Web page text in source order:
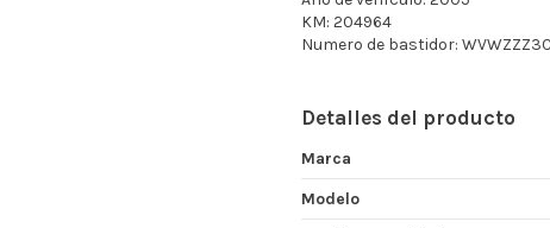
KM: 204964
Numero de bastidor:
Detalles del producto
Marca
Modelo